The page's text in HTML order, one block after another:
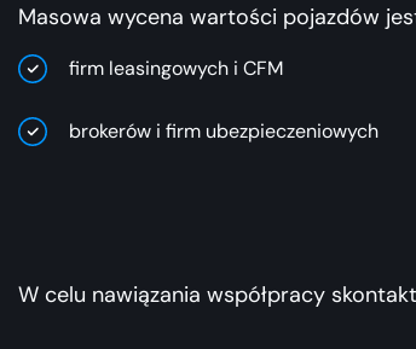
Masowa wycena wartości pojazdów
firm leasingowych i CFM
brokerów i firm ubezpieczeniowych
W celu nawiązania współpracy